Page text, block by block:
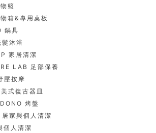
籃
箱&專用桌板
鍋具
沐浴
家居清潔
LAB 足部保養
壓按摩
式復古器皿
烤盤
家與個人清潔
個人清潔